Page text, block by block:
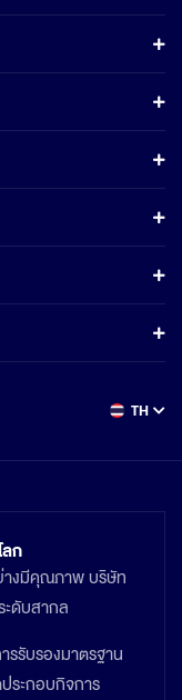
TH
ก
างมีคุณภาพ บริษัท
ดับสากล
รรับรองมาตรฐาน
ระกอบกิจการ